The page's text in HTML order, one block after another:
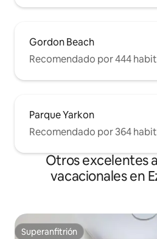
silencioso, lo que permite un
hermosa, pero no dudes en
contacto con nosotros si tienes
pregunta.
Gordon Beach
Recomendado por 444
Parque Yarkon
Recomendado por 364
Otros excelentes
vacacionales en
Superanfitrión